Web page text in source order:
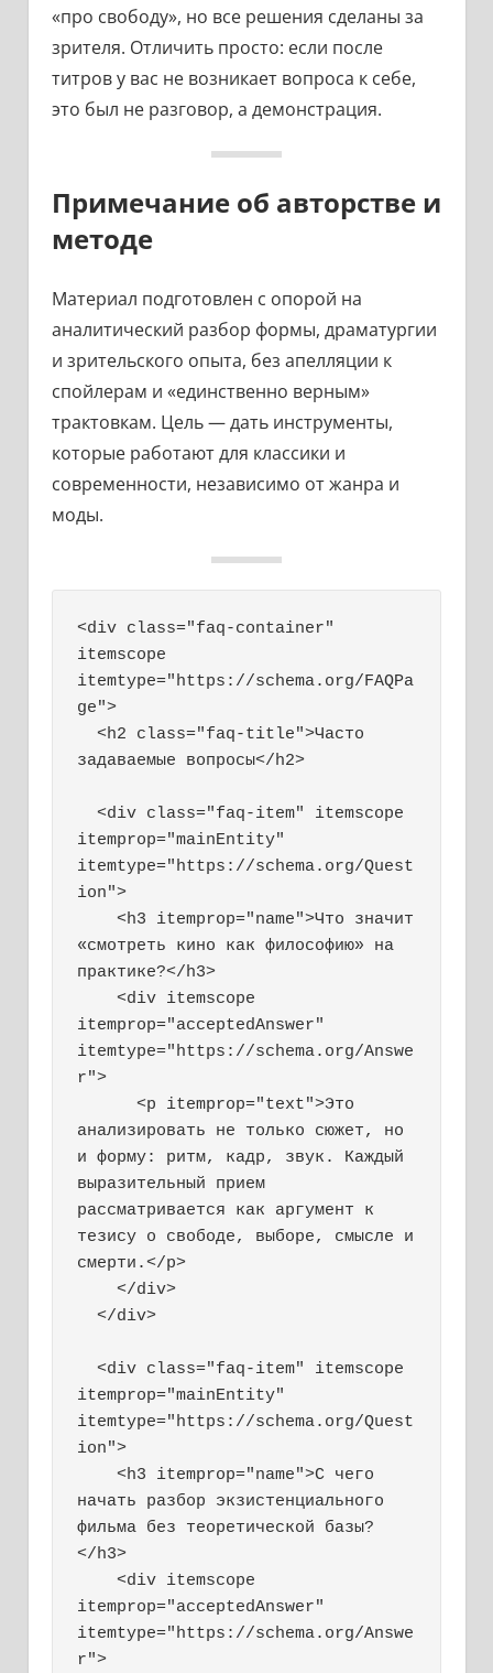
«про свободу», но все решения сделаны за
зрителя. Отличить просто: если после
титров у вас не возникает вопроса к себе,
это был не разговор, а демонстрация.
Примечание об авторстве и
методе
Материал подготовлен с опорой на
аналитический разбор формы, драматургии
и зрительского опыта, без апелляции к
спойлерам и «единственно верным»
трактовкам. Цель — дать инструменты,
которые работают для классики и
современности, независимо от жанра и
моды.
<div class="faq-container"
itemscope
itemtype="https://schema.org/FAQPa
ge">
  <h2 class="faq-title">Часто
задаваемые вопросы</h2>
  <div class="faq-item" itemscope
itemprop="mainEntity"
itemtype="https://schema.org/Quest
ion">
    <h3 itemprop="name">Что значит
«смотреть кино как философию» на
практике?</h3>
    <div itemscope
itemprop="acceptedAnswer"
itemtype="https://schema.org/Answe
r">
      <p itemprop="text">Это
анализировать не только сюжет, но
и форму: ритм, кадр, звук. Каждый
выразительный прием
рассматривается как аргумент к
тезису о свободе, выборе, смысле и
смерти.</p>
    </div>
  </div>
  <div class="faq-item" itemscope
itemprop="mainEntity"
itemtype="https://schema.org/Quest
ion">
    <h3 itemprop="name">С чего
начать разбор экзистенциального
фильма без теоретической базы?
</h3>
    <div itemscope
itemprop="acceptedAnswer"
itemtype="https://schema.org/Answe
r">